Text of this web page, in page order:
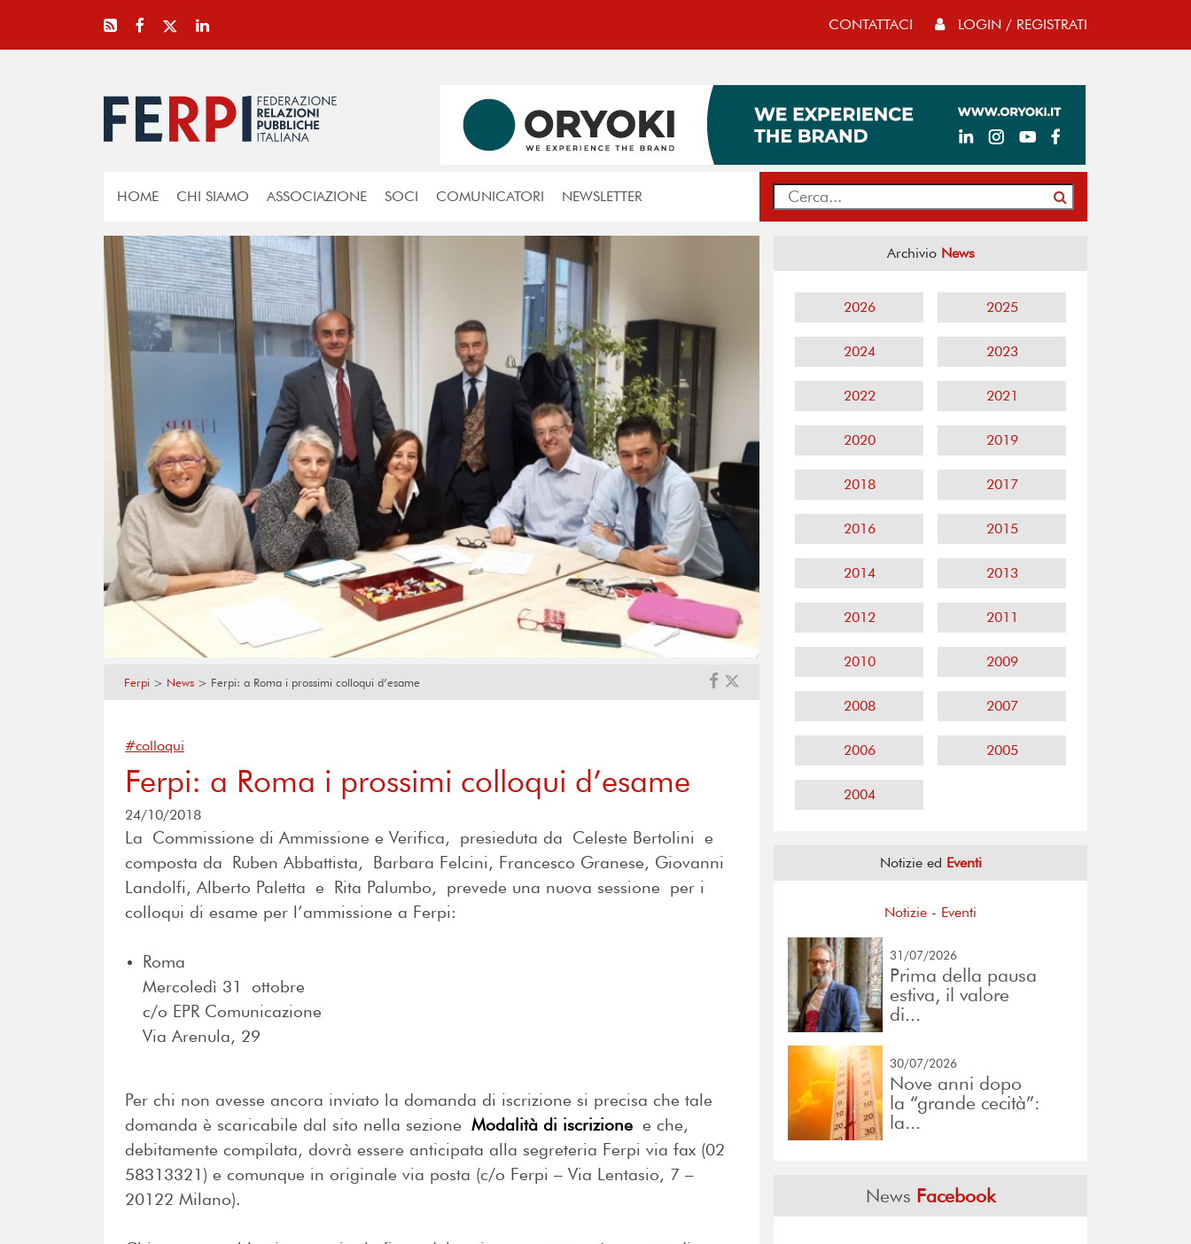
CONTATTACI LOGIN / REGISTRATI
HOME CHI SIAMO ASSOCIAZIONE SOCI COMUNICATORI NEWSLETTER
Ferpi > News > Ferpi: a Roma i prossimi colloqui d’esame
#colloqui
Ferpi: a Roma i prossimi colloqui d’esame
24/10/2018
La Commissione di Ammissione e Verifica, presieduta da Celeste Bertolini e
composta da Ruben Abbattista, Barbara Felcini, Francesco Granese, Giovanni
Landolfi, Alberto Paletta e Rita Palumbo, prevede una nuova sessione per i
colloqui di esame per l’ammissione a Ferpi:
Roma
Mercoledì 31 ottobre
c/o EPR Comunicazione
Via Arenula, 29
Per chi non avesse ancora inviato la domanda di iscrizione si precisa che tale
domanda è scaricabile dal sito nella sezione Modalità di iscrizione e che,
debitamente compilata, dovrà essere anticipata alla segreteria Ferpi via fax (02
58313321) e comunque in originale via posta (c/o Ferpi – Via Lentasio, 7 –
20122 Milano).
Archivio News
2026 2025
2024 2023
2022 2021
2020 2019
2018 2017
2016 2015
2014 2013
2012 2011
2010 2009
2008 2007
2006 2005
2004
Notizie ed Eventi
Notizie - Eventi
31/07/2026
Prima della pausa
estiva, il valore
di...
30/07/2026
Nove anni dopo
la “grande cecità”:
la...
News Facebook